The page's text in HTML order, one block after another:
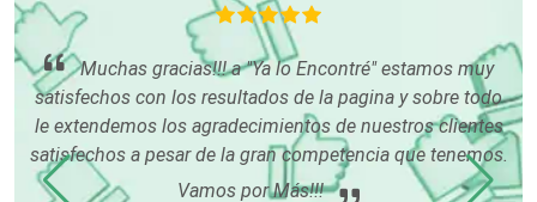
Conferencias Empresariales
Construcciones en General
Muchas gracias!!! a "Ya lo Encontré" estamos muy
satisfechos con los resultados de la pagina y sobre todo
le extendemos los agradecimientos de nuestros clientes
satisfechos a pesar de la gran competencia que tenemos.
Vamos por Más!!!